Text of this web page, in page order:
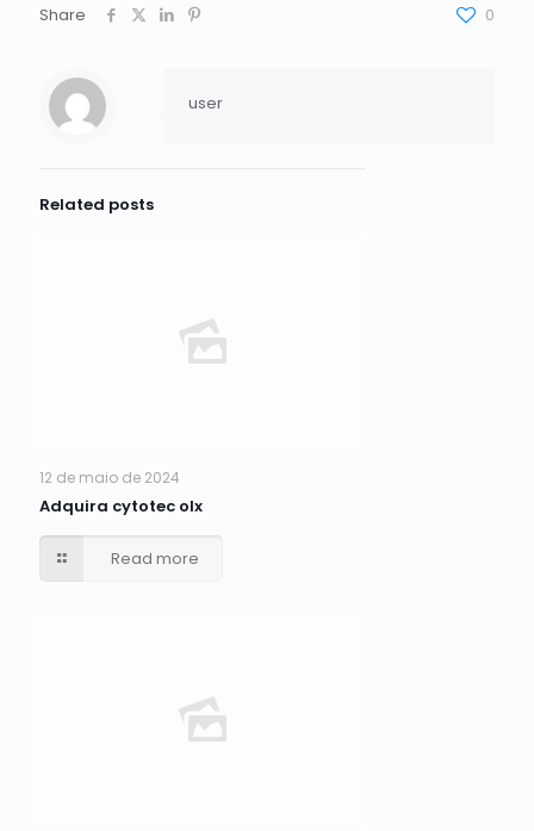
Share 0
user
Related posts
12 de maio de 2024
Adquira cytotec olx
Read more